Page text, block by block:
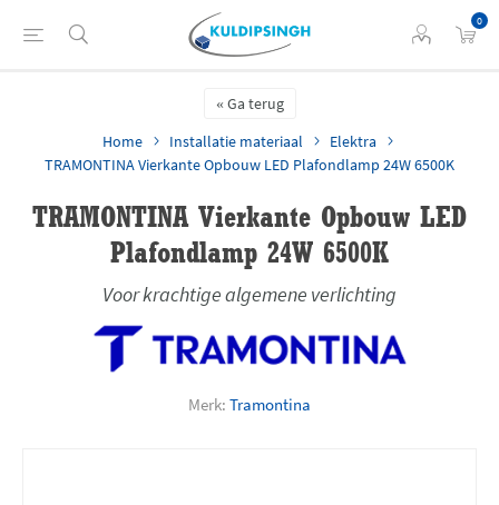
0
Ga terug
Home
Installatie materiaal
Elektra
TRAMONTINA Vierkante Opbouw LED Plafondlamp 24W 6500K
TRAMONTINA Vierkante Opbouw LED
Plafondlamp 24W 6500K
Voor krachtige algemene verlichting
Merk: Tramontina